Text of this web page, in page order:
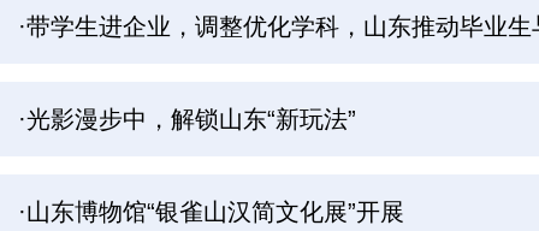
·带学生进企业，调整优化学科，山东推动毕业生
·光影漫步中，解锁山东“新玩法”
·山东博物馆“银雀山汉简文化展”开展